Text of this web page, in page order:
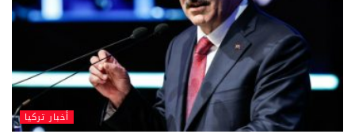
أخبار تركيا